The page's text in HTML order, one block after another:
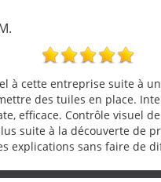
à cette entreprise suite à
des tuiles en place.
efficace. Contrôle visuel
suite à la découverte de
explications sans faire de